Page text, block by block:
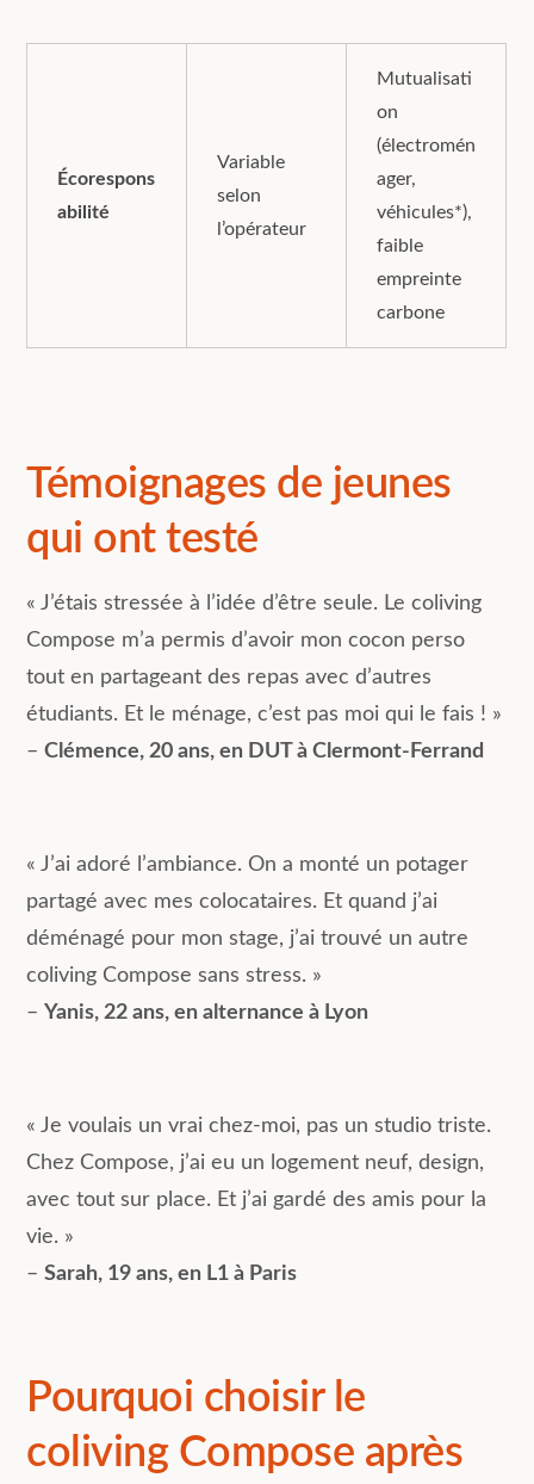
Écorespons
abilité
Variable
selon
l’opérateur
Mutualisati
on
(électromén
ager,
véhicules*),
faible
empreinte
carbone
Témoignages de jeunes
qui ont testé
« J’étais stressée à l’idée d’être seule. Le coliving
Compose m’a permis d’avoir mon cocon perso
tout en partageant des repas avec d’autres
étudiants. Et le ménage, c’est pas moi qui le fais ! »
–Clémence, 20 ans, en DUT à Clermont-Ferrand
« J’ai adoré l’ambiance. On a monté un potager
partagé avec mes colocataires. Et quand j’ai
déménagé pour mon stage, j’ai trouvé un autre
coliving Compose sans stress. »
–Yanis, 22 ans, en alternance à Lyon
« Je voulais un vrai chez-moi, pas un studio triste.
Chez Compose, j’ai eu un logement neuf, design,
avec tout sur place. Et j’ai gardé des amis pour la
vie. »
–Sarah, 19 ans, en L1 à Paris
Pourquoi choisir le
coliving Compose après